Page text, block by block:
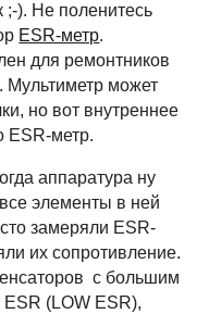
;-). Не поленитесь
ESR-метр.
для ремонтников
Мультиметр может
но вот внутреннее
ESR-метр.
аппаратура ну
элементы в ней
замеряли ESR-
их сопротивление.
с большим
(LOW ESR),